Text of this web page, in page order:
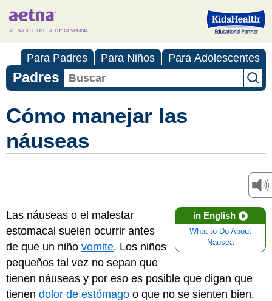
Para Padres Para Niños Para Adolescentes
Padres
Cómo manejar las
náuseas
in English
What to Do About
Nausea
Las náuseas o el malestar
estomacal suelen ocurrir antes
de que un niño vomite. Los niños
pequeños tal vez no sepan que
tienen náuseas y por eso es posible que digan que
tienen dolor de estómago o que no se sienten bien.